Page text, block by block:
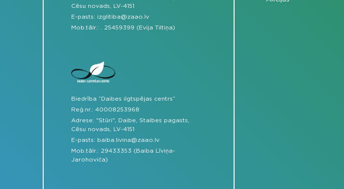
Cēsu novads, LV-4151
E-pasts: izglitiba@zaao.lv
Mob.tālr.:
25459399 (Evija Tiltiņa)
Biedrība “Daibes ilgtspējas centrs”
Reģ.nr.: 40008253968
Adrese: "Stūri", Daibe, Stalbes pagasts,
Cēsu novads, LV-4151
E-pasts: baiba.livina@zaao.lv
Mob.tālr.: 29433353 (Baiba Līviņa-
Jarohoviča)